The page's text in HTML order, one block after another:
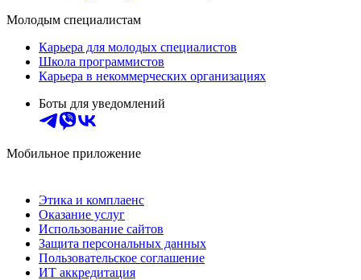
Молодым специалистам
Карьера для молодых специалистов
Школа программистов
Карьера в некоммерческих организациях
Боты для уведомлений
Мобильное приложение
Этика и комплаенс
Оказание услуг
Использование сайтов
Защита персональных данных
Пользовательское соглашение
ИТ аккредитация